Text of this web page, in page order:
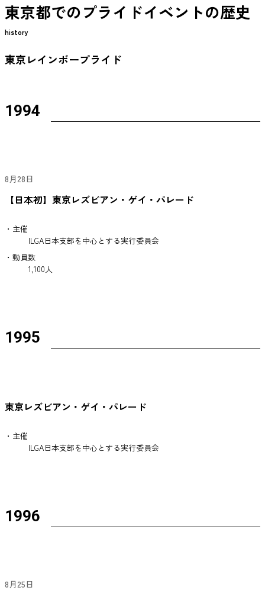
東京都でのプライドイベントの歴史
history
東京レインボープライド
1994
8月28日
【日本初】東京レズビアン・ゲイ・パレード
・主催
ILGA日本支部を中心とする実行委員会
・動員数
1,100人
1995
東京レズビアン・ゲイ・パレード
・主催
ILGA日本支部を中心とする実行委員会
1996
8月25日